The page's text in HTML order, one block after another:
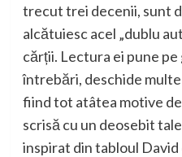
trecut trei decenii, sunt
alcătuiesc acel „dublu
cărții. Lectura ei pune
întrebări, deschide
fiind tot atâtea motive
scrisă cu un deosebit
inspirat din tabloul David